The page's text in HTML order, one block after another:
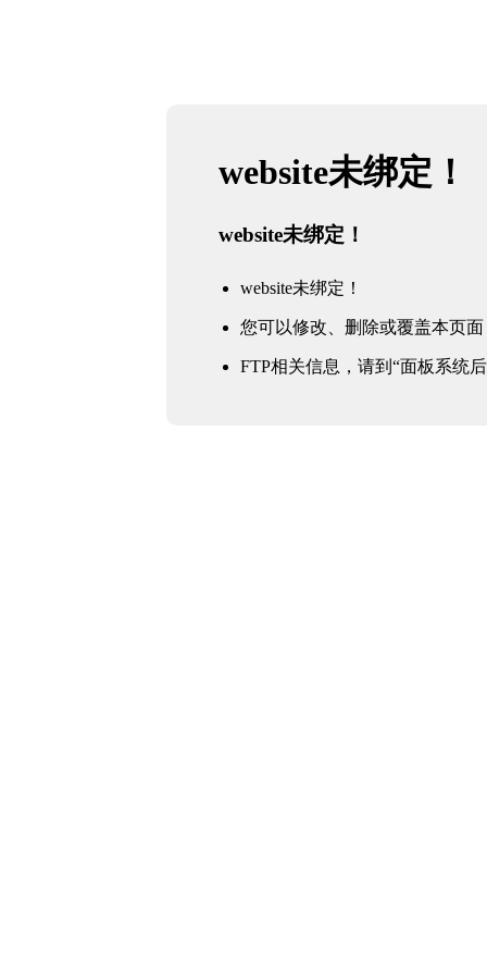
website未绑定！
website未绑定！
website未绑定！
您可以修改、删除或覆盖本页面
FTP相关信息，请到“面板系统